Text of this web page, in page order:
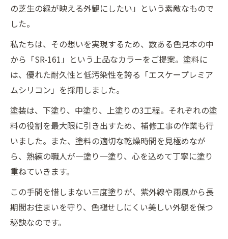
の芝生の緑が映える外観にしたい」という素敵なもので
した。
私たちは、その想いを実現するため、数ある色見本の中
から「SR-161」という上品なカラーをご提案。塗料に
は、優れた耐久性と低汚染性を誇る「エスケープレミア
ムシリコン」を採用しました。
塗装は、下塗り、中塗り、上塗りの3工程。それぞれの塗
料の役割を最大限に引き出すため、補修工事の作業も行
いました。また、塗料の適切な乾燥時間を見極めなが
ら、熟練の職人が一塗り一塗り、心を込めて丁寧に塗り
重ねていきます。
この手間を惜しまない三度塗りが、紫外線や雨風から長
期間お住まいを守り、色褪せしにくい美しい外観を保つ
秘訣なのです。